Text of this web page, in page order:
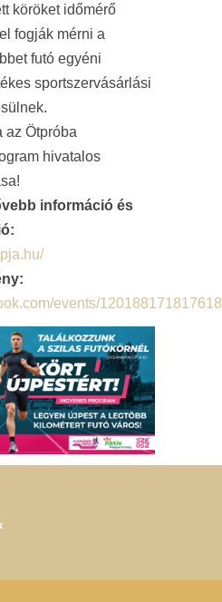
köröket időmérő
fogják mérni a
futó egyéni
sportszervásárlási
az Ötpróba
hivatalos
információ és
events/